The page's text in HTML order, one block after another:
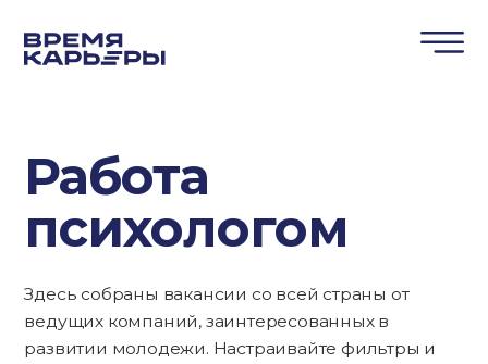
Работа
психологом
Здесь собраны вакансии со всей страны от
ведущих компаний, заинтересованных в
развитии молодежи. Настраивайте фильтры и